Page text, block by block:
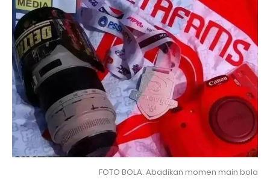
FOTO BOLA. Abadikan momen main bola